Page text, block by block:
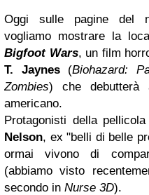
Oggi sulle pagine del
vogliamo mostrare la
Bigfoot Wars, un film
T. Jaynes(Biohazard:
Zombies) che debutterà
americano.
Protagonisti della
Nelson, ex "belli di belle
ormai vivono di
(abbiamo visto
secondo in Nurse 3D).